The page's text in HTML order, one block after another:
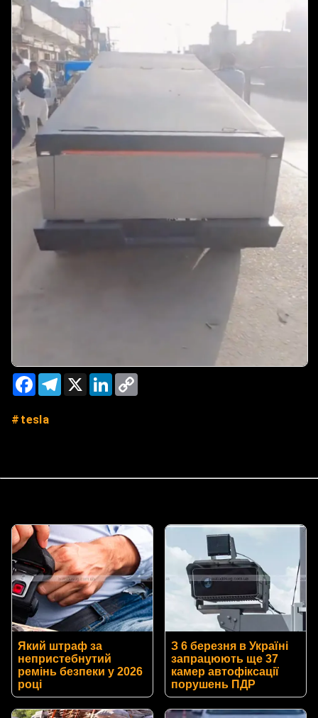
FacebookTelegram
X LinkedIn
tesla
Який штраф за
непристебнутий
ремінь безпеки у 2026
році
З 6 березня в Україні
запрацюють ще 37
камер автофіксації
порушень ПДР